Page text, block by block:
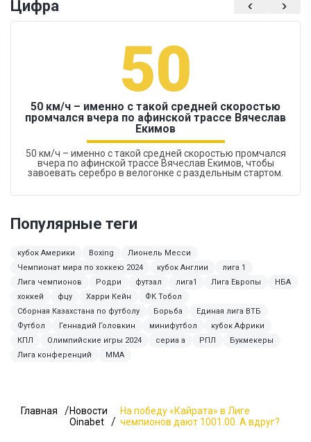
Цифра
50
50 км/ч – именно с такой средней скоростью
промчался вчера по афинской трассе Вячеслав
Екимов
50 км/ч – именно с такой средней скоростью промчался
вчера по афинской трассе Вячеслав Екимов, чтобы
завоевать серебро в велогонке с раздельным стартом.
Популярные теги
кубок Америки Boxing
Лионель Месси
Чемпионат мира по хоккею 2024
кубок Англии
лига 1
Лига чемпионов
Родри футзал лига1 Лига Европы
НБА
хоккей
фцу Харри Кейн
ФК Тобол
Сборная Казахстана по футболу
Борьба
Единая лига ВТБ
Футбол
Геннадий Головкин минифутбол
кубок Африки
КПЛ
Олимпийские игры 2024 сериа а РПЛ
Букмекеры
Лига конференций
ММА
Главная
Новости
Oinabet
На победу «Кайрата» в Лиге
чемпионов дают 1001.00. А вдруг?